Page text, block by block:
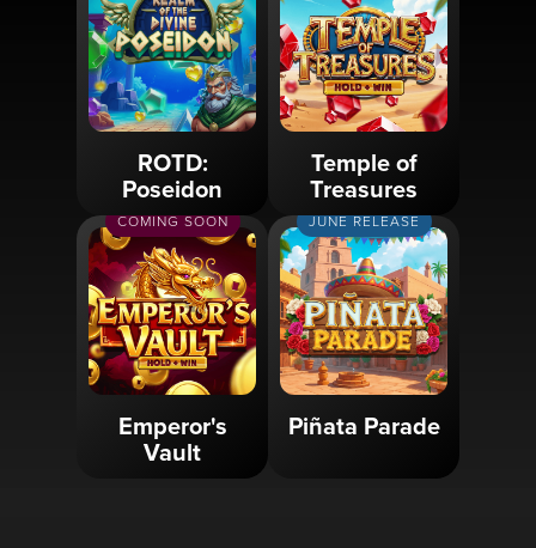
ROTD:
Poseidon
Temple of
Treasures
COMING SOON
Emperor's
Vault
JUNE RELEASE
Piñata Parade